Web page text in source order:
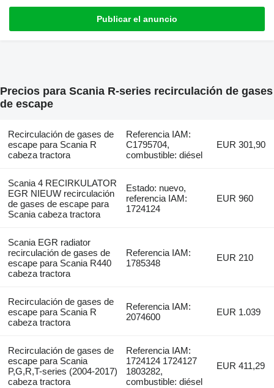
Publicar el anuncio
Precios para Scania R-series recirculación de gases
de escape
Recirculación de gases de
escape para Scania R
cabeza tractora
Referencia IAM:
C1795704,
combustible: diésel
EUR 301,90
Scania 4 RECIRKULATOR
EGR NIEUW recirculación
de gases de escape para
Scania cabeza tractora
Estado: nuevo,
referencia IAM:
1724124
EUR 960
Scania EGR radiator
recirculación de gases de
escape para Scania R440
cabeza tractora
Referencia IAM:
1785348
EUR 210
Recirculación de gases de
escape para Scania R
cabeza tractora
Referencia IAM:
2074600
EUR 1.039
Recirculación de gases de
escape para Scania
P,G,R,T-series (2004-2017)
cabeza tractora
Referencia IAM:
1724124 1724127
1803282,
combustible: diésel
EUR 411,29